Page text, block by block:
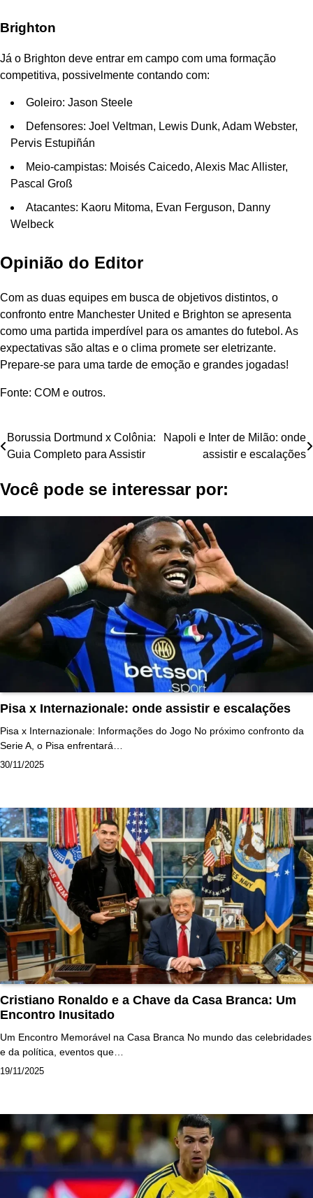
Brighton
Já o Brighton deve entrar em campo com uma formação
competitiva, possivelmente contando com:
Goleiro: Jason Steele
Defensores: Joel Veltman, Lewis Dunk, Adam Webster,
Pervis Estupiñán
Meio-campistas: Moisés Caicedo, Alexis Mac Allister,
Pascal Groß
Atacantes: Kaoru Mitoma, Evan Ferguson, Danny
Welbeck
Opinião do Editor
Com as duas equipes em busca de objetivos distintos, o
confronto entre Manchester United e Brighton se apresenta
como uma partida imperdível para os amantes do futebol. As
expectativas são altas e o clima promete ser eletrizante.
Prepare-se para uma tarde de emoção e grandes jogadas!
Fonte: COM e outros.
Navegação
Post
Borussia Dortmund x Colônia:
Guia Completo para Assistir
Napoli e Inter de Milão: onde
assistir e escalações
Você pode se interessar por:
Pisa x Internazionale: onde assistir e escalações
Pisa x Internazionale: Informações do Jogo No próximo confronto da
Serie A, o Pisa enfrentará…
30/11/2025
Cristiano Ronaldo e a Chave da Casa Branca: Um
Encontro Inusitado
Um Encontro Memorável na Casa Branca No mundo das celebridades
e da política, eventos que…
19/11/2025